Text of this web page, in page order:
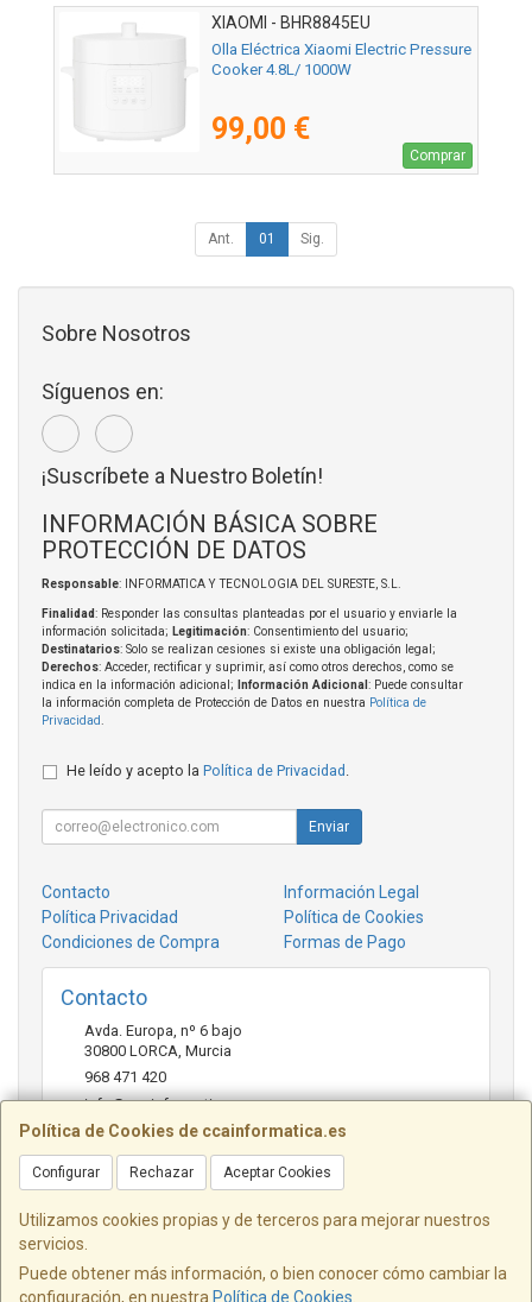
XIAOMI - BHR8845EU
Olla Eléctrica Xiaomi Electric Pressure
Cooker 4.8L/ 1000W
99,00 €
Comprar
Ant. 01 Sig.
Política de Cookies de ccainformatica.es
Configurar Rechazar Aceptar Cookies
Utilizamos cookies propias y de terceros para mejorar nuestros
servicios.
Puede obtener más información, o bien conocer cómo cambiar la
configuración, en nuestra Política de Cookies
Sobre Nosotros
Síguenos en:
¡Suscríbete a Nuestro Boletín!
INFORMACIÓN BÁSICA SOBRE
PROTECCIÓN DE DATOS
Responsable: INFORMATICA Y TECNOLOGIA DEL SURESTE, S.L.
Finalidad: Responder las consultas planteadas por el usuario y enviarle la
información solicitada; Legitimación: Consentimiento del usuario;
Destinatarios: Solo se realizan cesiones si existe una obligación legal;
Derechos: Acceder, rectificar y suprimir, así como otros derechos, como se
indica en la información adicional;
Información Adicional : Puede consultar
la información completa de Protección de Datos en nuestra Política de
Privacidad.
He leído y acepto la Política de Privacidad .
Enviar
Contacto
Información Legal
Política Privacidad
Política de Cookies
Condiciones de Compra
Formas de Pago
Contacto
Avda. Europa, nº 6 bajo
30800 LORCA, Murcia
968 471 420
info@ccainformatica.es
Horario
L-V: 9:30 h a 14 h - 16:30 h a 20:30 h - Sab: 10 h a 14 h